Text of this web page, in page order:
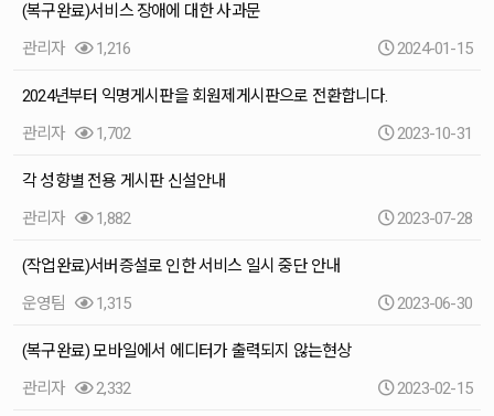
(복구완료)서비스 장애에 대한 사과문
관리자
1,216 2024-01-15
2024년부터 익명게시판을 회원제게시판으로 전환합니다.
관리자
1,702 2023-10-31
각 성향별 전용 게시판 신설안내
관리자
1,882 2023-07-28
(작업완료)서버증설로 인한 서비스 일시 중단 안내
운영팀
1,315 2023-06-30
(복구완료) 모바일에서 에디터가 출력되지 않는현상
관리자
2,332 2023-02-15